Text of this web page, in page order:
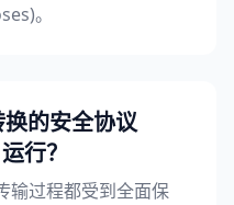
。
的安全协议
行？
输过程都受到全面保